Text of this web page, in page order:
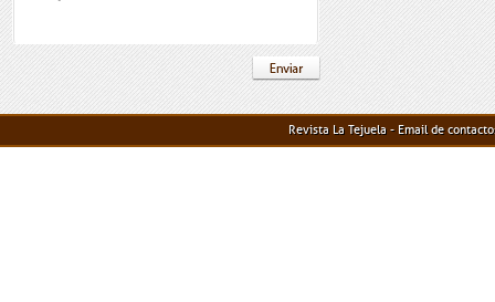
Revista La Tejuela - Email de